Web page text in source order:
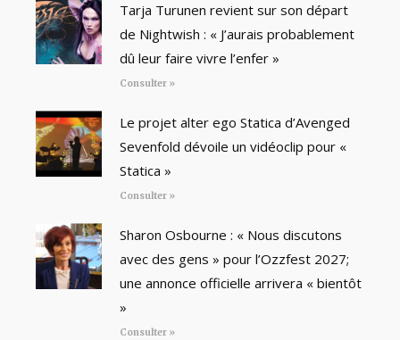
Tarja Turunen revient sur son départ
de Nightwish : « J’aurais probablement
dû leur faire vivre l’enfer »
Consulter »
Le projet alter ego Statica d’Avenged
Sevenfold dévoile un vidéoclip pour «
Statica »
Consulter »
Sharon Osbourne : « Nous discutons
avec des gens » pour l’Ozzfest 2027;
une annonce officielle arrivera « bientôt
»
Consulter »